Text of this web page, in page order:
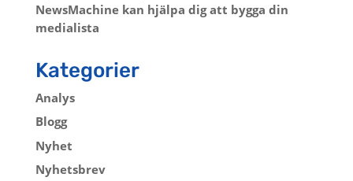
NewsMachine kan hjälpa dig att bygga din
medialista
Kategorier
Analys
Blogg
Nyhet
Nyhetsbrev